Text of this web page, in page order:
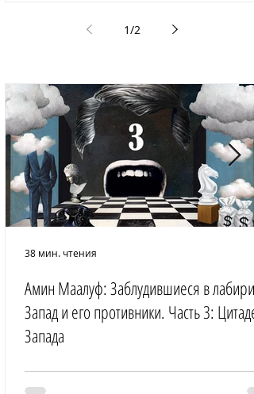
1/2
Амин Маалуф: Заблудившиеся в
Запад и его противники. Часть 3:
Запада
38 мин. чтения